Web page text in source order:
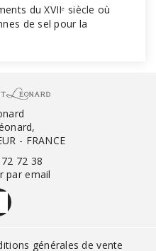
du XVIIᵉ siècle où
de sel pour la
- FRANCE
72 38
par email
générales de vente